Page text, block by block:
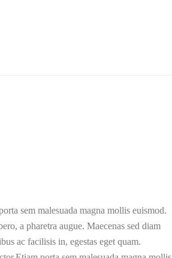
sem malesuada magna mollis euismod.
a pharetra augue. Maecenas sed diam
ac facilisis in, egestas eget quam.